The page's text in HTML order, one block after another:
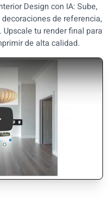
Design con IA: Sube,
de referencia,
tu render final para
de alta calidad.
sketches into